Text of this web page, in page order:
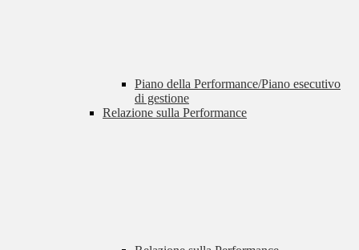
Piano della Performance/Piano esecutivo
di gestione
Relazione sulla Performance